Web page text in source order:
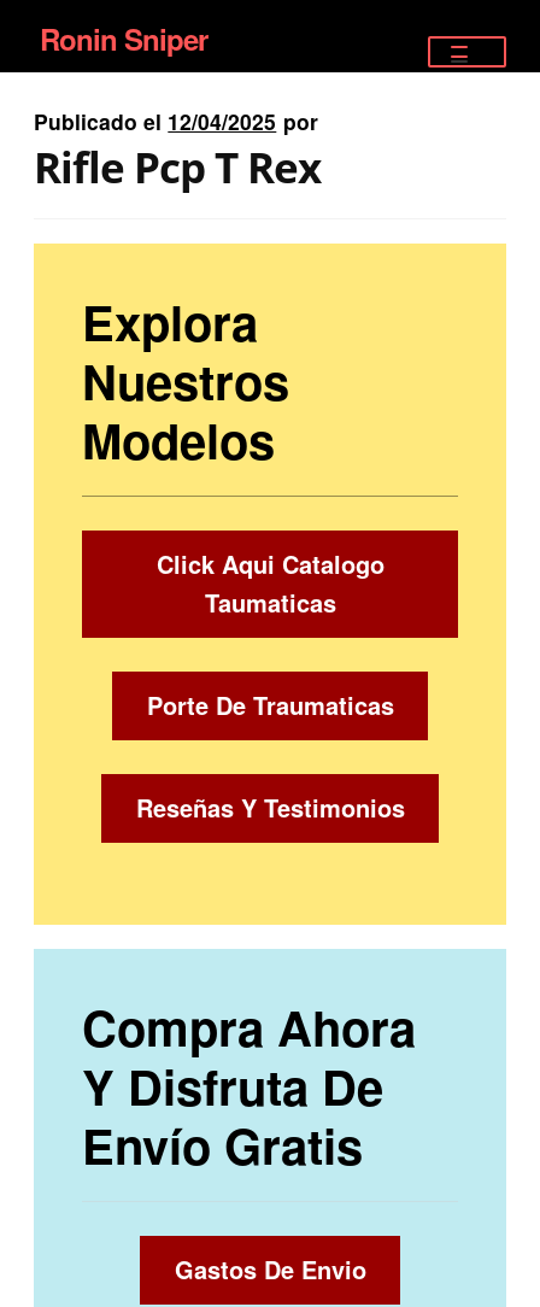
Ir
a
la
navegación
Ir
al
contenido
Ronin Sniper
EQUIPAMIENTO ÉLITE
SATELITALES
Publicado el 12/04/2025 por
Rifle Pcp T Rex
Explora
Nuestros
Modelos
Click Aqui Catalogo
Taumaticas
Porte De Traumaticas
Reseñas Y Testimonios
Compra Ahora
Y Disfruta De
Envío Gratis
Gastos De Envio